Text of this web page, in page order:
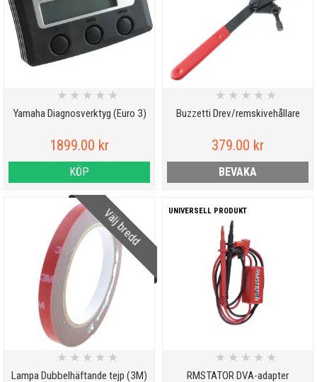
Yamaha Diagnosverktyg (Euro 3)
★ ★ ★ ★ ★
1899.00 kr
KÖP
Buzzetti Drev/remskivehållare
★ ★ ★ ★ ★
379.00 kr
BEVAKA
Välj bredd
Lampa Dubbelhäftande tejp (3M)
★ ★ ★ ★ ★
UNIVERSELL PRODUKT
RMSTATOR DVA-adapter
★ ★ ★ ★ ★